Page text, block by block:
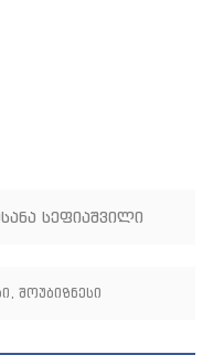
სეფიაშვილი
, შოუბიზნესი